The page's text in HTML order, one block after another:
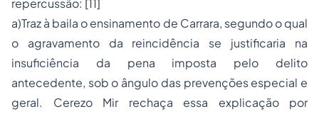
repercussão: [11]
a)Traz à baila o ensinamento de Carrara, segundo o qual
o agravamento da reincidência se justificaria na
insuficiência da pena imposta pelo delito
antecedente, sob o ângulo das prevenções especial e
geral. Cerezo Mir rechaça essa explicação por